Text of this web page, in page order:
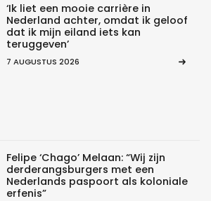
‘Ik liet een mooie carrière in
Nederland achter, omdat ik geloof
dat ik mijn eiland iets kan
teruggeven’
7 AUGUSTUS 2026
Felipe ‘Chago’ Melaan: “Wij zijn
derderangsburgers met een
Nederlands paspoort als koloniale
erfenis”